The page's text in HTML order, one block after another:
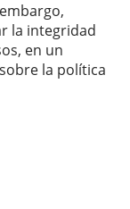
la integridad
en un
la política